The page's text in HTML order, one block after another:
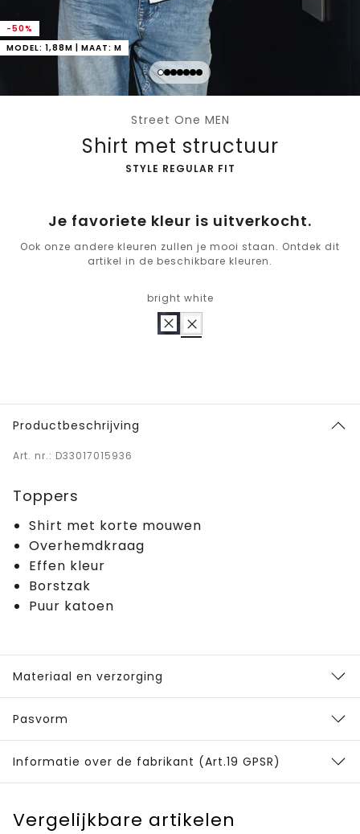
-50%
MODEL: 1,88M | MAAT: M
Street One MEN
Shirt met structuur
-
STYLE REGULAR FIT
Je favoriete kleur is uitverkocht.
Ook onze andere kleuren zullen je mooi staan. Ontdek dit
artikel in de beschikbare kleuren.
bright white
Productbeschrijving
Art. nr.: D33017015936
Toppers
Shirt met korte mouwen
Overhemdkraag
Effen kleur
Borstzak
Puur katoen
Materiaal en verzorging
Pasvorm
Informatie over de fabrikant (Art.19 GPSR)
Vergelijkbare artikelen